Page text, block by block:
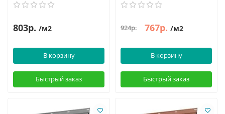
803р. /м2
В корзину
Быстрый заказ
924р. 767р. /м2
В корзину
Быстрый заказ